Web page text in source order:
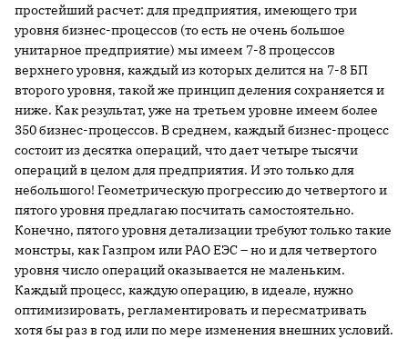
простейший расчет: для предприятия, имеющего три
уровня бизнес-процессов (то есть не очень большое
унитарное предприятие) мы имеем 7-8 процессов
верхнего уровня, каждый из которых делится на 7-8 БП
второго уровня, такой же принцип деления сохраняется и
ниже. Как результат, уже на третьем уровне имеем более
350 бизнес-процессов. В среднем, каждый бизнес-процесс
состоит из десятка операций, что дает четыре тысячи
операций в целом для предприятия. И это только для
небольшого! Геометрическую прогрессию до четвертого и
пятого уровня предлагаю посчитать самостоятельно.
Конечно, пятого уровня детализации требуют только такие
монстры, как Газпром или РАО ЕЭС – но и для четвертого
уровня число операций оказывается не маленьким.
Каждый процесс, каждую операцию, в идеале, нужно
оптимизировать, регламентировать и пересматривать
хотя бы раз в год или по мере изменения внешних условий.